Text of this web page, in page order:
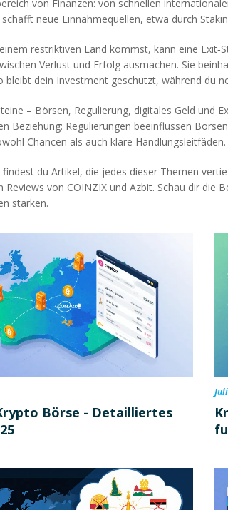
von Finanzen: von schnellen
neue Einnahmequellen, etwa durch
restriktiven Land kommst, kann eine
Verlust und Erfolg ausmachen. Sie
bleibt dein Investment geschützt, während du
– Börsen, Regulierung, digitales Geld und
Beziehung: Regulierungen beeinflussen
Chancen als auch klare Handlungsleitfäden.
du Artikel, die jedes dieser Themen
Reviews von COINZIX und Azbit. Schau dir die
stärken.
Börse - Detailliertes